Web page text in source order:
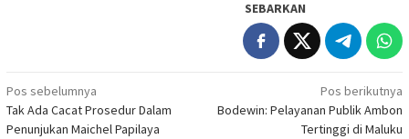
SEBARKAN
Navigasi
pos
Pos sebelumnya
Tak Ada Cacat Prosedur Dalam
Penunjukan Maichel Papilaya
Pos berikutnya
Bodewin: Pelayanan Publik Ambon
Tertinggi di Maluku